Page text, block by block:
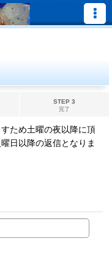
STEP 3
完了
ため土曜の夜以降に頂
日以降の返信となりま